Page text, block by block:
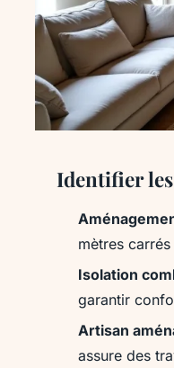
Identifier
mètres carrés
Isolation
garantir
Artisan
assure des